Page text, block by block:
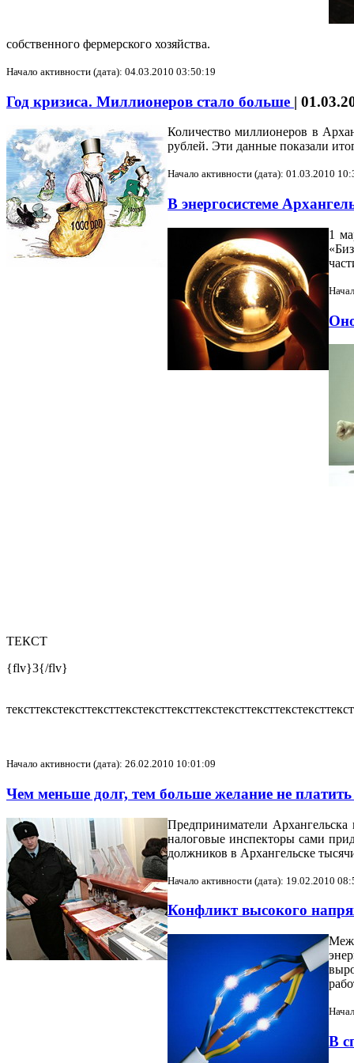
собственного фермерского хозяйства.
Начало активности (дата): 04.03.2010 03:50:19
Год кризиса. Миллионеров стало больше |
Количество миллионеров в
рублей. Эти данные показали
Начало активности (дата): 01.03.2010
В энергосистеме
1
ТЕКСТ
{flv}3{/flv}
Начало активности (дата): 26.02.2010 10:01:09
Чем меньше долг, тем больше желание не
Предприниматели
налоговые инспекторы сами
должников в Архангельске
Начало активности (дата): 19.02.2010
Конфликт высокого
В